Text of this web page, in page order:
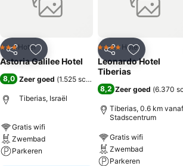
Delen Toevoegen aan favorieten
3 Sterren
Hotel
Astoria Galilee Hotel
8,0 Zeer goed (1.525 scores
Tiberias, Israël
Gratis wifi
Zwembad
Parkeren
Delen
4 SterrenHotel
Leonardo Hotel
Tiberias
8,2 Zeer goed (6.370
Tiberias, 0.6 km vanaf
Stadscentrum
Gratis wifi
Zwembad
Parkeren